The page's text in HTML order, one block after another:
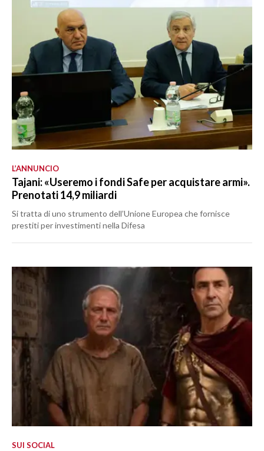
L’ANNUNCIO
Tajani: «Useremo i fondi Safe per acquistare armi».
Prenotati 14,9 miliardi
Si tratta di uno strumento dell’Unione Europea che fornisce
prestiti per investimenti nella Difesa
SUI SOCIAL